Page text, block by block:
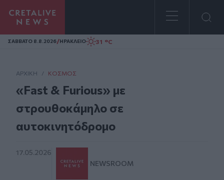
Homepage
ΣAΒΒΑΤΟ 8.8.2026/ΗΡΑΚΛΕΙΟ 31 °C
ΑΡΧΙΚΗ / ΚΌΣΜΟΣ
«Fast & Furious» με
στρουθοκάμηλο σε
αυτοκινητόδρομο
17.05.2026
NEWSROOM